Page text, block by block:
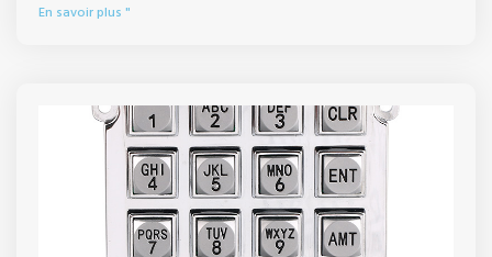
En savoir plus "